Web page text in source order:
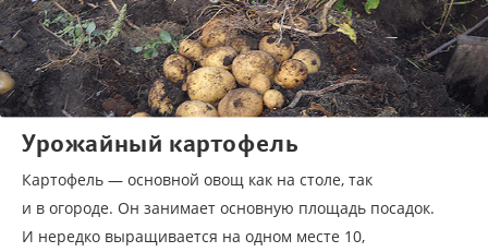
Урожайный картофель
Картофель — основной овощ как на столе, так
и в огороде. Он занимает основную площадь посадок.
И нередко выращивается на одном месте 10,